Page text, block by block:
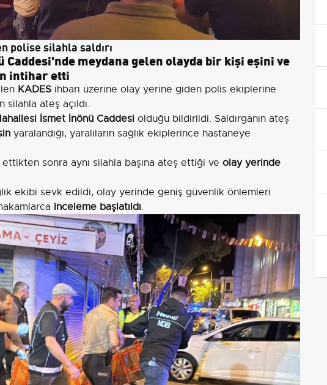
polise silahla saldırı
Caddesi'nde meydana gelen olayda bir kişi eşini ve
intihar etti
KADES ihbarı üzerine olay yerine giden polis ekiplerine
silahla ateş açıldı.
İsmet İnönü Caddesi olduğu bildirildi. Saldırganın ateş
yaralandığı, yaralıların sağlık ekiplerince hastaneye
sonra aynı silahla başına ateş ettiği ve olay yerinde
ekibi sevk edildi, olay yerinde geniş güvenlik önlemleri
inceleme başlatıldı.